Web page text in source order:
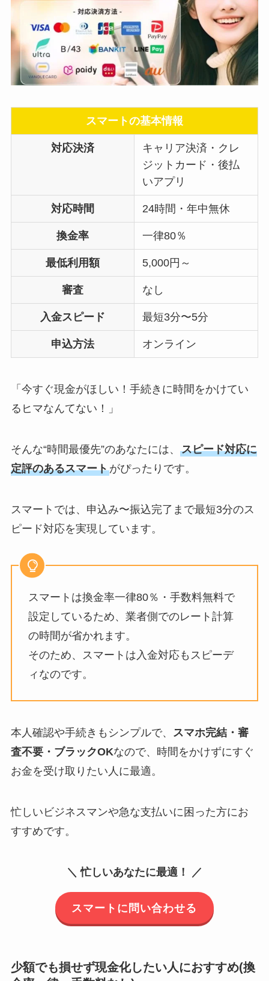
スマートの基本情報
対応決済
キャリア決済・クレ
ジットカード・後払
いアプリ
対応時間 24時間・年中無休
換金率 一律80％
最低利用額 5,000円～
審査 なし
入金スピード 最短3分〜5分
申込方法 オンライン
「今すぐ現金がほしい！手続きに時間をかけてい
るヒマなんてない！」
そんな“時間最優先”のあなたには、 スピード対応に
定評のあるスマートがぴったりです。
スマートでは、申込み〜振込完了まで最短3分のス
ピード対応を実現しています。
スマートは換金率一律80％・手数料無料で
設定しているため、業者側でのレート計算
の時間が省かれます。
そのため、スマートは入金対応もスピーデ
ィなのです。
本人確認や手続きもシンプルで、
スマホ完結・審
査不要・ブラックOKなので、時間をかけずにすぐ
お金を受け取りたい人に最適。
忙しいビジネスマンや急な支払いに困った方にお
すすめです。
＼ 忙しいあなたに最適！ ／
スマートに問い合わせる
少額でも損せず現金化したい人におすすめ(換